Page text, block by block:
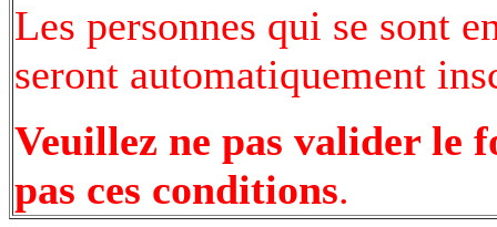
Les personnes qui se sont
seront automatiquement
Veuillez ne pas valider le
pas ces conditions.